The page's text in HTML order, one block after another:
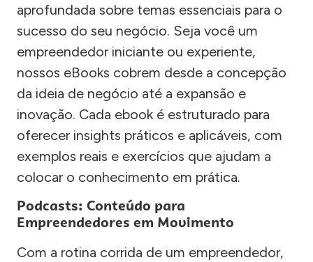
aprofundada sobre temas essenciais para o
sucesso do seu negócio. Seja você um
empreendedor iniciante ou experiente,
nossos eBooks cobrem desde a concepção
da ideia de negócio até a expansão e
inovação. Cada ebook é estruturado para
oferecer insights práticos e aplicáveis, com
exemplos reais e exercícios que ajudam a
colocar o conhecimento em prática.
Podcasts: Conteúdo para
Empreendedores em Movimento
Com a rotina corrida de um empreendedor,